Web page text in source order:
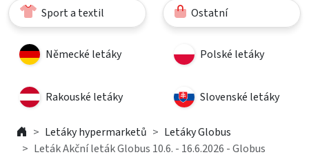
Sport a textil Ostatní
Německé letáky Polské letáky
Rakouské letáky Slovenské letáky
Letáky hypermarketů
Letáky Globus
Leták Akční leták Globus 10.6. - 16.6.2026 - Globus